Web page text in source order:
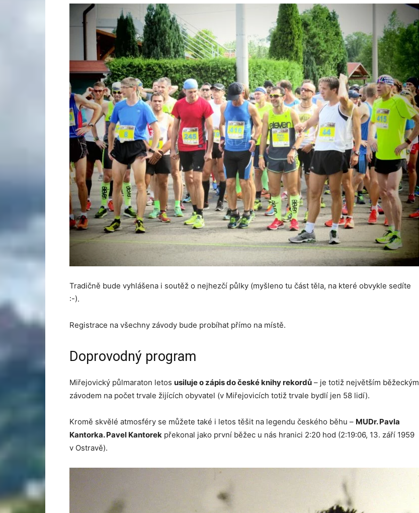
Tradičně bude vyhlášena i soutěž o nejhezčí půlky (myšleno tu část těla, na které obvykle sedíte
:-).
Registrace na všechny závody bude probíhat přímo na místě.
Doprovodný program
Miřejovický půlmaraton letos usiluje o zápis do české knihy rekordů – je totiž největším běžeckým
závodem na počet trvale žijících obyvatel (v Miřejovicích totiž trvale bydlí jen 58 lidí).
Kromě skvělé atmosféry se můžete také i letos těšit na legendu českého běhu – MUDr. Pavla
Kantorka. Pavel Kantorek překonal jako první běžec u nás hranici 2:20 hod (2:19:06, 13. září 1959
v Ostravě).